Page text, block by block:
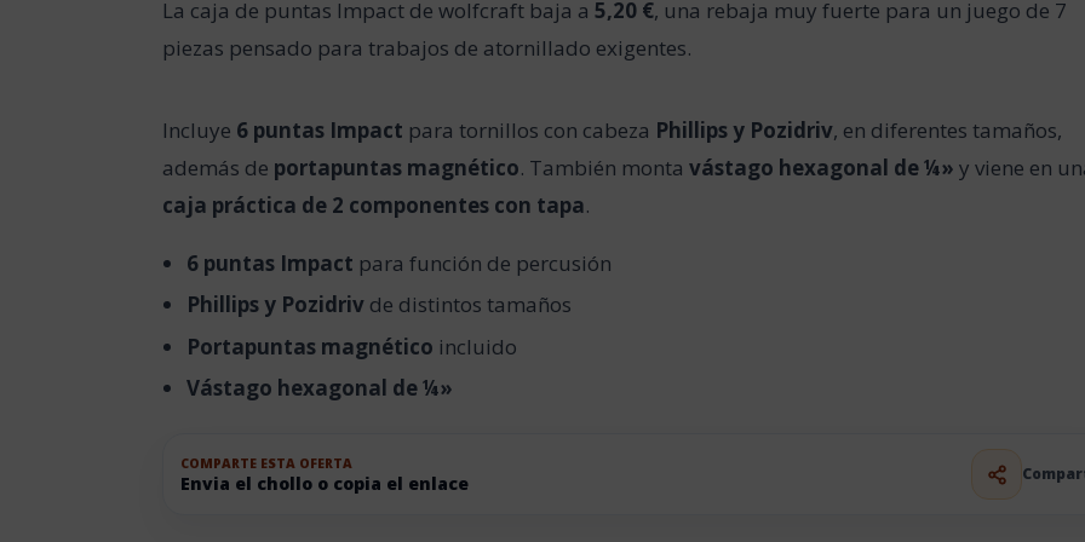
La caja de puntas Impact de wolfcraft baja a5,20 €, una rebaja muy fuerte para un juego de 7
piezas pensado para trabajos de atornillado exigentes.
Incluye 6 puntas Impact para tornillos con cabeza Phillips y Pozidriv, en diferentes tamaños,
además de portapuntas magnético. También montavástago hexagonal de ¼» y viene en
caja práctica de 2 componentes con tapa.
6 puntas Impact para función de percusión
Phillips y Pozidrivde distintos tamaños
Portapuntas magnético incluido
Vástago hexagonal de ¼»
COMPARTE ESTA OFERTA
Envia el chollo o copia el enlace